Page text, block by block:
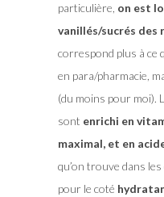
particulière, on est
vanillés/sucrés des
correspond plus à ce
en para/pharmacie,
(du moins pour moi).
sont enrichi en
maximal, et en
qu’on trouve dans
pour le coté